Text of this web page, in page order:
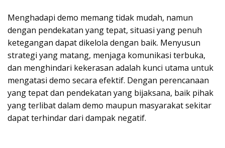
Menghadapi demo memang tidak mudah, namun
dengan pendekatan yang tepat, situasi yang penuh
ketegangan dapat dikelola dengan baik. Menyusun
strategi yang matang, menjaga komunikasi terbuka,
dan menghindari kekerasan adalah kunci utama untuk
mengatasi demo secara efektif. Dengan perencanaan
yang tepat dan pendekatan yang bijaksana, baik pihak
yang terlibat dalam demo maupun masyarakat sekitar
dapat terhindar dari dampak negatif.